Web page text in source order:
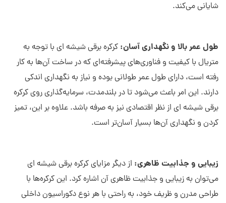
شایانی می‌کند.
طول عمر بالا و نگهداری آسان: کرکره برقی شیشه ای با توجه به
متریال با کیفیت و فناوری‌های پیشرفته‌ای که در ساخت آن‌ها به کار
رفته است، دارای طول عمر طولانی بوده و نیاز به نگهداری اندکی
دارند. این امر باعث می‌شود تا در بلندمدت، سرمایه‌گذاری روی کرکره
برقی شیشه ای از نظر اقتصادی نیز به صرفه باشد. علاوه بر این، تمیز
کردن و نگهداری آن‌ها بسیار آسان‌تر است.
زیبایی و جذابیت ظاهری: از دیگر مزایای کرکره برقی شیشه ای
می‌توان به زیبایی و جذابیت ظاهری آن اشاره کرد. این کرکره‌ها با
طراحی مدرن و ظریف خود، به راحتی با هر نوع دکوراسیون داخلی